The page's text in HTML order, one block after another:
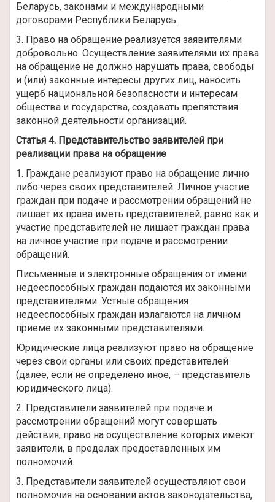
Беларусь, законами и международными
договорами Республики Беларусь.
3. Право на обращение реализуется заявителями
добровольно. Осуществление заявителями их права
на обращение не должно нарушать права, свободы
и (или) законные интересы других лиц, наносить
ущерб национальной безопасности и интересам
общества и государства, создавать препятствия
законной деятельности организаций.
Статья 4. Представительство заявителей при
реализации права на обращение
1. Граждане реализуют право на обращение лично
либо через своих представителей. Личное участие
граждан при подаче и рассмотрении обращений не
лишает их права иметь представителей, равно как и
участие представителей не лишает граждан права
на личное участие при подаче и рассмотрении
обращений.
Письменные и электронные обращения от имени
недееспособных граждан подаются их законными
представителями. Устные обращения
недееспособных граждан излагаются на личном
приеме их законными представителями.
Юридические лица реализуют право на обращение
через свои органы или своих представителей
(далее, если не определено иное, – представитель
юридического лица).
2. Представители заявителей при подаче и
рассмотрении обращений могут совершать
действия, право на осуществление которых имеют
заявители, в пределах предоставленных им
полномочий.
3. Представители заявителей осуществляют свои
полномочия на основании актов законодательства,